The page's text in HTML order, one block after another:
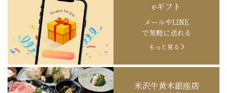
eギフト
メールやLINE
で気軽に送れる
もっと見る
米沢牛黄木銀座店